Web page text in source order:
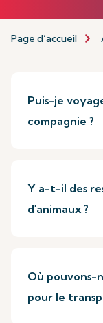
Page d’accueil
Puis-je
compagnie ?
Y a-t-il des
d'animaux ?
Où pouvons-
pour le